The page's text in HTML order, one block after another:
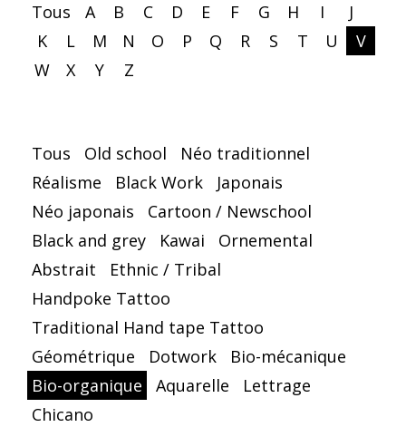
Tous A B C D E F G H I
J
K
L M N O P Q R S T U
V
W
X Y Z
Tous Old school
Néo traditionnel
Réalisme
Black Work
Japonais
Néo japonais
Cartoon / Newschool
Black and grey
Kawai
Ornemental
Abstrait
Ethnic / Tribal
Handpoke Tattoo
Traditional Hand tape Tattoo
Géométrique
Dotwork
Bio-mécanique
Bio-organique
Aquarelle
Lettrage
Chicano